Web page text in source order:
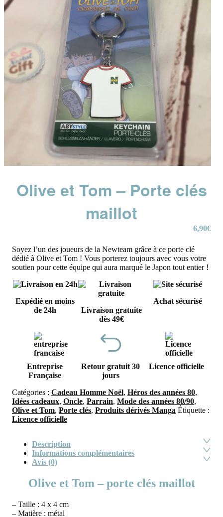
Olive et Tom – Porte clés
maillot
6,90€
Soyez l’un des joueurs de la Newteam grâce à ce porte clé
dédié à Olive et Tom ! Vous porterez toujours avec vous votre
soutien pour cette équipe qui aura marqué le Japon tout entier !
Expédié en moins
de 24h
Livraison gratuite
dès 49€
Achat sécurisé
Entreprise
Française
Retour gratuit 30
jours
Licence officielle
Catégories : Cadeau Homme Noël, Héros des années 80,
Idées cadeaux, Oncle, Parrain, Mode des années 80/90,
Olive et Tom, Porte clés, Produits dérivés Manga Étiquette :
Licence officielle
Description
Informations complémentaires
Avis (0)
Olive et Tom – porte clés maillot
– Taille : 4 x 4 cm
– Matière : métal